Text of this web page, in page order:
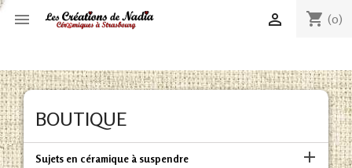
 shopping_cart (0)

BOUTIQUE
Sujets en céramique à suspendre 